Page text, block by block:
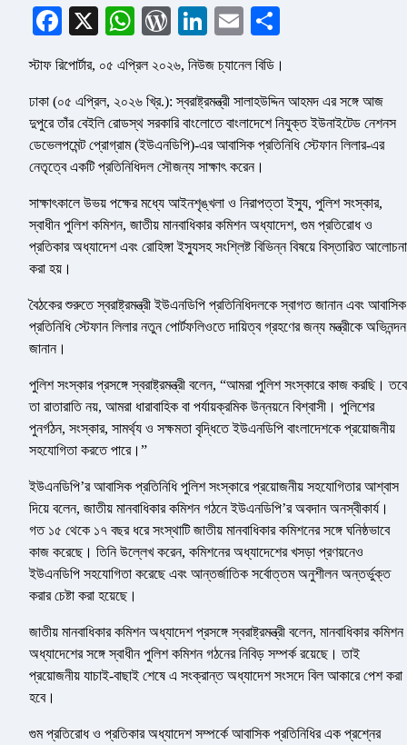
Facebook
X WhatsApp
WordPress
LinkedIn
Email
স্টাফ রিপোর্টার, ০৫ এপ্রিল ২০২৬, নিউজ চ্যানেল বিডি।
ঢাকা (০৫ এপ্রিল, ২০২৬ খ্রি.): স্বরাষ্ট্রমন্ত্রী সালাহউদ্দিন আহমদ এর সঙ্গে আজ
দুপুরে তাঁর বেইলি রোডস্থ সরকারি বাংলোতে বাংলাদেশে নিযুক্ত ইউনাইটেড নেশনস
ডেভেলপমেন্ট প্রোগ্রাম (ইউএনডিপি)-এর আবাসিক প্রতিনিধি স্টেফান লিলার-এর
নেতৃত্বে একটি প্রতিনিধিদল সৌজন্য সাক্ষাৎ করেন।
সাক্ষাৎকালে উভয় পক্ষের মধ্যে আইনশৃঙ্খলা ও নিরাপত্তা ইস্যু, পুলিশ সংস্কার,
স্বাধীন পুলিশ কমিশন, জাতীয় মানবাধিকার কমিশন অধ্যাদেশ, গুম প্রতিরোধ ও
প্রতিকার অধ্যাদেশ এবং রোহিঙ্গা ইস্যুসহ সংশ্লিষ্ট বিভিন্ন বিষয়ে বিস্তারিত আলোচনা
করা হয়।
বৈঠকের শুরুতে স্বরাষ্ট্রমন্ত্রী ইউএনডিপি প্রতিনিধিদলকে স্বাগত জানান এবং আবাসিক
প্রতিনিধি স্টেফান লিলার নতুন পোর্টফলিওতে দায়িত্ব গ্রহণের জন্য মন্ত্রীকে অভিনন্দন
জানান।
পুলিশ সংস্কার প্রসঙ্গে স্বরাষ্ট্রমন্ত্রী বলেন, “আমরা পুলিশ সংস্কারে কাজ করছি। তবে
তা রাতারাতি নয়, আমরা ধারাবাহিক বা পর্যায়ক্রমিক উন্নয়নে বিশ্বাসী। পুলিশের
পুনর্গঠন, সংস্কার, সামর্থ্য ও সক্ষমতা বৃদ্ধিতে ইউএনডিপি বাংলাদেশকে প্রয়োজনীয়
সহযোগিতা করতে পারে।”
ইউএনডিপি’র আবাসিক প্রতিনিধি পুলিশ সংস্কারে প্রয়োজনীয় সহযোগিতার আশ্বাস
দিয়ে বলেন, জাতীয় মানবাধিকার কমিশন গঠনে ইউএনডিপি’র অবদান অনস্বীকার্য।
গত ১৫ থেকে ১৭ বছর ধরে সংস্থাটি জাতীয় মানবাধিকার কমিশনের সঙ্গে ঘনিষ্ঠভাবে
কাজ করেছে। তিনি উল্লেখ করেন, কমিশনের অধ্যাদেশের খসড়া প্রণয়নেও
ইউএনডিপি সহযোগিতা করেছে এবং আন্তর্জাতিক সর্বোত্তম অনুশীলন অন্তর্ভুক্ত
করার চেষ্টা করা হয়েছে।
জাতীয় মানবাধিকার কমিশন অধ্যাদেশ প্রসঙ্গে স্বরাষ্ট্রমন্ত্রী বলেন, মানবাধিকার কমিশন
অধ্যাদেশের সঙ্গে স্বাধীন পুলিশ কমিশন গঠনের নিবিড় সম্পর্ক রয়েছে। তাই
প্রয়োজনীয় যাচাই-বাছাই শেষে এ সংক্রান্ত অধ্যাদেশ সংসদে বিল আকারে পেশ করা
হবে।
গুম প্রতিরোধ ও প্রতিকার অধ্যাদেশ সম্পর্কে আবাসিক প্রতিনিধির এক প্রশ্নের